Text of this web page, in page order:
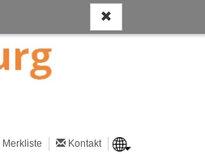
Merkliste Kontakt